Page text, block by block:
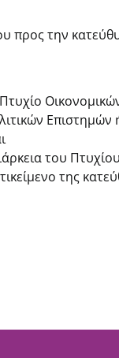
προς την
του Πτυχίου
της